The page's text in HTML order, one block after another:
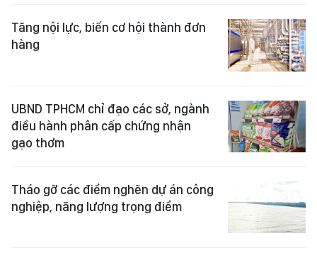
Tăng nội lực, biến cơ hội thành đơn
hàng
UBND TPHCM chỉ đạo các sở, ngành
điều hành phân cấp chứng nhận
gạo thơm
Tháo gỡ các điểm nghẽn dự án công
nghiệp, năng lượng trọng điểm